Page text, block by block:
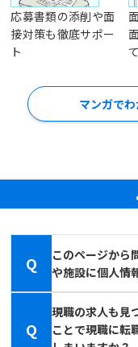
応募書類の添削や面
接対策も徹底サポー
ト
マンガで
Q
このページから
や施設に個人情
Q
現職の求人も見
ことで現職に転